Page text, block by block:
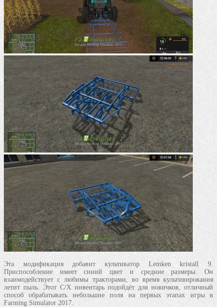
Эта модификация добавит культиватор Lemken kristall 9.
Приспособление имеет синий цвет и средние размеры. Он
взаимодействует с любимы тракторами, во время культивирования
летит пыль. Этот С/Х инвентарь подойдёт для новичков, отличный
способ обрабатывать небольшие поля на первых этапах игры в
Farming Simulator 2017.